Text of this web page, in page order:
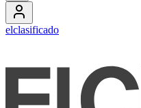
elclasificado